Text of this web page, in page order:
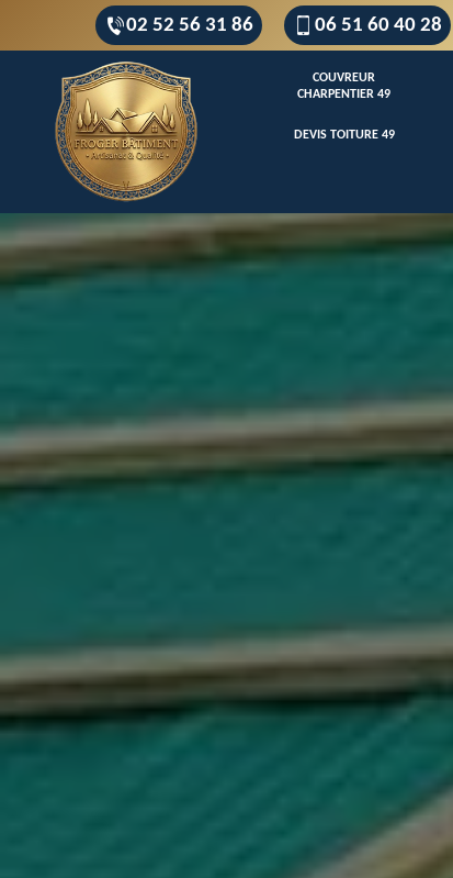
02 52 56 31 86 06 51 60 40 28
COUVREUR
CHARPENTIER 49
DEVIS TOITURE 49